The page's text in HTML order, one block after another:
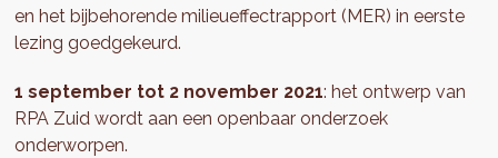
en het bijbehorende milieueffectrapport (MER) in eerste
lezing goedgekeurd.
1 september tot 2 november 2021: het ontwerp van
RPA Zuid wordt aan een openbaar onderzoek
onderworpen.